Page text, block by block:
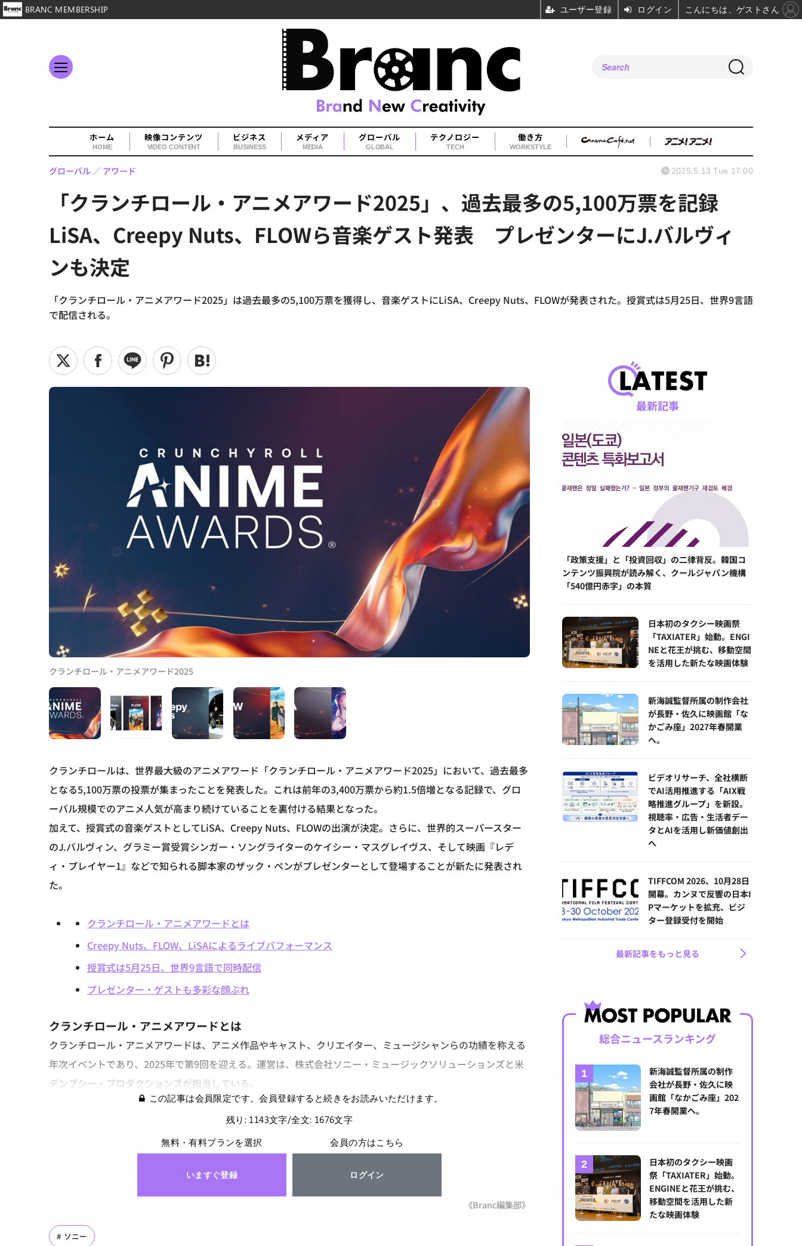
ホーム
HOME
映像コンテンツ
VIDEO CONTENT
ビジネス
BUSINESS
メディア
MEDIA
グローバル
GLOBAL
テクノロジー
TECH
働き方
WORKSTYLE
「クランチロール・アニメアワード2025」、過去最多の5,100万票を記録
LiSA、Creepy Nuts、FLOWら音楽ゲスト発表 プレゼンターにJ.バルヴィ
ンも決定
「クランチロール・アニメアワード2025」は過去最多の5,100万票を獲得し、音楽ゲストにLiSA、Creepy Nuts、FLOWが発表された。授賞式は5月25日、世界9言語
で配信される。
グローバル アワード 2025.5.13 Tue 17:00
クランチロール・アニメアワード2025
クランチロールは、世界最大級のアニメアワード「クランチロール・アニメアワード2025」において、過去最多
となる5,100万票の投票が集まったことを発表した。これは前年の3,400万票から約1.5倍増となる記録で、グロ
ーバル規模でのアニメ人気が高まり続けていることを裏付ける結果となった。
加えて、授賞式の音楽ゲストとしてLiSA、Creepy Nuts、FLOWの出演が決定。さらに、世界的スーパースター
のJ.バルヴィン、グラミー賞受賞シンガー・ソングライターのケイシー・マスグレイヴス、そして映画『レデ
ィ・プレイヤー1』などで知られる脚本家のザック・ペンがプレゼンターとして登場することが新たに発表され
た。
クランチロール・アニメアワードとは
Creepy Nuts、FLOW、LiSAによるライブパフォーマンス
授賞式は5月25日、世界9言語で同時配信
プレゼンター・ゲストも多彩な顔ぶれ
クランチロール・アニメアワードとは
クランチロール・アニメアワードは、アニメ作品やキャスト、クリエイター、ミュージシャンらの功績を称える
年次イベントであり、2025年で第9回を迎える。運営は、株式会社ソニー・ミュージックソリューションズと米
デンプシー・プロダクションズが担当している。
この記事は会員限定です。会員登録すると続きをお読みいただけます。
残り: 1143文字/全文: 1676文字
無料・有料プランを選択
いますぐ登録
会員の方はこちら
ログイン
《Branc編集部》
ソニー
最新記事
「政策支援」と「投資回収」の二律背反。韓国コ
ンテンツ振興院が読み解く、クールジャパン機構
「540億円赤字」の本質
日本初のタクシー映画祭
「TAXIATER」始動。ENGI
NEと花王が挑む、移動空間
を活用した新たな映画体験
新海誠監督所属の制作会社
が長野・佐久に映画館「な
かごみ座」2027年春開業
へ。
ビデオリサーチ、全社横断
でAI活用推進する「AIX戦
略推進グループ」を新設。
視聴率・広告・生活者デー
タとAIを活用し新価値創出
へ
TIFFCOM 2026、10月28日
開幕。カンヌで反響の日本I
Pマーケットを拡充、ビジ
ター登録受付を開始
最新記事をもっと見る
総合ニュースランキング
新海誠監督所属の制作
会社が長野・佐久に映
画館「なかごみ座」202
7年春開業へ。
日本初のタクシー映画
祭「TAXIATER」始動。
ENGINEと花王が挑む、
移動空間を活用した新
たな映画体験
BRANC MEMBERSHIP ユーザー登録 ログイン こんにちは、ゲストさん